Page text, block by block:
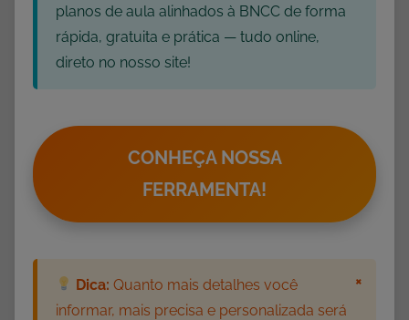
planos de aula alinhados à BNCC de forma
rápida, gratuita e prática — tudo online,
direto no nosso site!
CONHEÇA NOSSA
FERRAMENTA!
Dica: Quanto mais detalhes você
informar, mais precisa e personalizada será
×